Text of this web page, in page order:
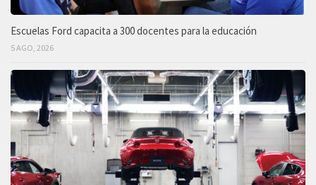
Escuelas Ford capacita a 300 docentes para la educación
5 AGO, 2026